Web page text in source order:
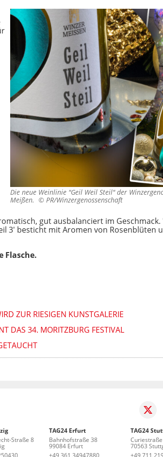
Die neue Weinlinie "Geil Weil Steil" der
Meißen. © PR/Winzergenossenschaft
gut ausbalanciert im
3' besticht mit Aromen von Rosenblüten
Flasche.
ZUR RIESIGEN KUNSTGALERIE
DAS 34. MORITZBURG FESTIVAL
Straße 8
TAG24 Erfurt
Bahnhofstraße 38
99084 Erfurt
+49 361 34947880
TAG24
70563
+49 711